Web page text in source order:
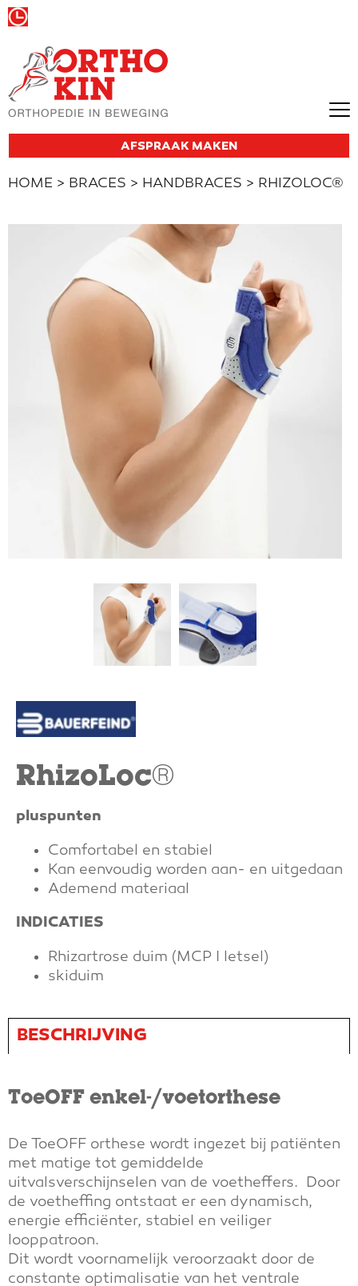
AFSPRAAK MAKEN
HOME > BRACES > HANDBRACES > RHIZOLOC®
RhizoLoc®
pluspunten
Comfortabel en stabiel
Kan eenvoudig worden aan- en uitgedaan
Ademend materiaal
INDICATIES
Rhizartrose duim (MCP I letsel)
skiduim
BESCHRIJVING
ToeOFF enkel-/voetorthese
De ToeOFF orthese wordt ingezet bij patiënten
met matige tot gemiddelde
uitvalsverschijnselen van de voetheffers. Door
de voetheffing ontstaat er een dynamisch,
energie efficiënter, stabiel en veiliger
looppatroon.
Dit wordt voornamelijk veroorzaakt door de
constante optimalisatie van het ventrale